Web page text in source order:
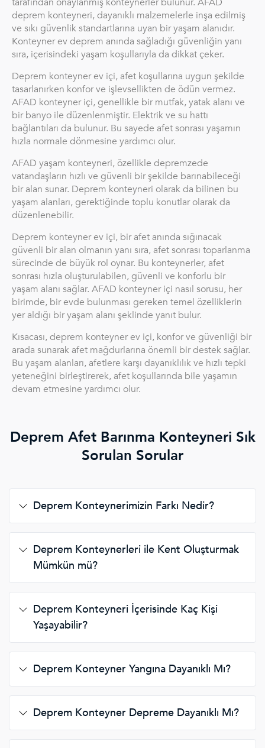
deprem konteyneri, dayanıklı malzemelerle inşa edilmiş
ve sıkı güvenlik standartlarına uyan bir yaşam alanıdır.
Konteyner ev deprem anında sağladığı güvenliğin yanı
sıra, içerisindeki yaşam koşullarıyla da dikkat çeker.
Deprem konteyner ev içi, afet koşullarına uygun şekilde
tasarlanırken konfor ve işlevsellikten de ödün vermez.
AFAD konteyner içi, genellikle bir mutfak, yatak alanı ve
bir banyo ile düzenlenmiştir. Elektrik ve su hattı
bağlantıları da bulunur. Bu sayede afet sonrası yaşamın
hızla normale dönmesine yardımcı olur.
AFAD yaşam konteyneri, özellikle depremzede
vatandaşların hızlı ve güvenli bir şekilde barınabileceği
bir alan sunar. Deprem konteyneri olarak da bilinen bu
yaşam alanları, gerektiğinde toplu konutlar olarak da
düzenlenebilir.
Deprem konteyner ev içi, bir afet anında sığınacak
güvenli bir alan olmanın yanı sıra, afet sonrası toparlanma
sürecinde de büyük rol oynar. Bu konteynerler, afet
sonrası hızla oluşturulabilen, güvenli ve konforlu bir
yaşam alanı sağlar. AFAD konteyner içi nasıl sorusu, her
birimde, bir evde bulunması gereken temel özelliklerin
yer aldığı bir yaşam alanı şeklinde yanıt bulur.
Kısacası, deprem konteyner ev içi, konfor ve güvenliği bir
arada sunarak afet mağdurlarına önemli bir destek sağlar.
Bu yaşam alanları, afetlere karşı dayanıklılık ve hızlı tepki
yeteneğini birleştirerek, afet koşullarında bile yaşamın
devam etmesine yardımcı olur.
Deprem Afet Barınma Konteyneri Sık
Sorulan Sorular
Deprem Konteynerimizin Farkı Nedir?
Deprem Konteynerleri ile Kent Oluşturmak
Mümkün mü?
Deprem Konteyneri İçerisinde Kaç Kişi
Yaşayabilir?
Deprem Konteyner Yangına Dayanıklı Mı?
Deprem Konteyner Depreme Dayanıklı Mı?